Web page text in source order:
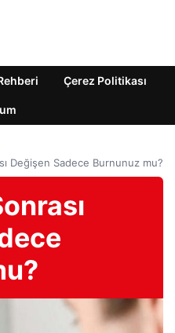
Çerez Politikası
Değişen Sadece Burnunuz mu?